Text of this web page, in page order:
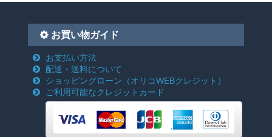
お買い物ガイド
お支払い方法
配送・送料について
ショッピングローン （オリコWEBクレジット）
ご利用可能なクレジットカード